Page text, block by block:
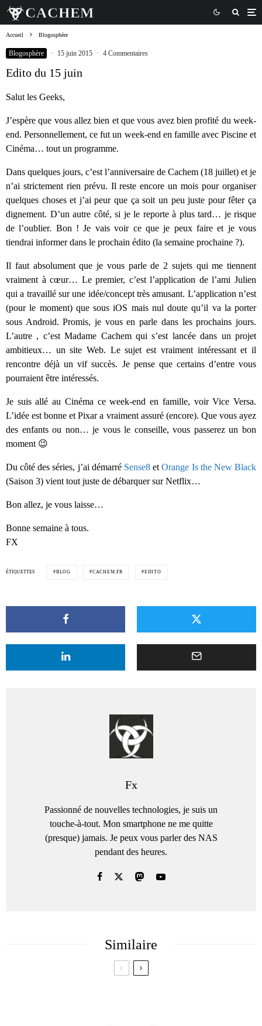
Accueil Blogosphère
Blogosphère · 15 juin 2015 · 4 Commentaires
Edito du 15 juin
Salut les Geeks,
J’espère que vous allez bien et que vous avez bien profité du week-
end. Personnellement, ce fut un week-end en famille avec Piscine et
Cinéma… tout un programme.
Dans quelques jours, c’est l’anniversaire de Cachem (18 juillet) et je
n’ai strictement rien prévu. Il reste encore un mois pour organiser
quelques choses et j’ai peur que ça soit un peu juste pour fêter ça
dignement. D’un autre côté, si je le reporte à plus tard… je risque
de l’oublier. Bon ! Je vais voir ce que je peux faire et je vous
tiendrai informer dans le prochain édito (la semaine prochaine ?).
Il faut absolument que je vous parle de 2 sujets qui me tiennent
vraiment à cœur… Le premier, c’est l’application de l’ami Julien
qui a travaillé sur une idée/concept très amusant. L’application n’est
(pour le moment) que sous iOS mais nul doute qu’il va la porter
sous Android. Promis, je vous en parle dans les prochains jours.
L’autre , c’est Madame Cachem qui s’est lancée dans un projet
ambitieux… un site Web. Le sujet est vraiment intéressant et il
rencontre déjà un vif succès. Je pense que certains d’entre vous
pourraient être intéressés.
Je suis allé au Cinéma ce week-end en famille, voir Vice Versa.
L’idée est bonne et Pixar a vraiment assuré (encore). Que vous ayez
des enfants ou non… je vous le conseille, vous passerez un bon
moment 😉
Du côté des séries, j’ai démarré Sense8 etOrange Is the New Black
(Saison 3) vient tout juste de débarquer sur Netflix…
Bon allez, je vous laisse…
Bonne semaine à tous.
FX
ÉTIQUETTES BLOG CACHEM.FR EDITO
Fx
Passionné de nouvelles technologies, je suis un
touche-à-tout. Mon smartphone ne me quitte
(presque) jamais. Je peux vous parler des NAS
pendant des heures.
Similaire